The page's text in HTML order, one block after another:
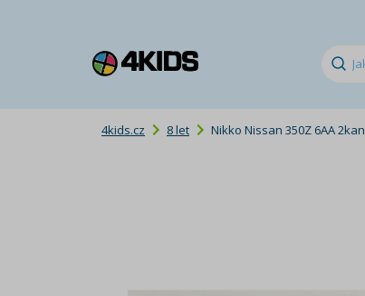
4kids.cz 8 let Nikko Nissan 350Z 6AA 2kan